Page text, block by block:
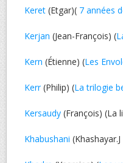
Keret (Etgar)( 7 années
Kerjan (Jean-François) (
Kern (Étienne) (Les
Kerr(Philip) (La trilogie
Kersaudy (François) (La
Khabushani (Khashayar.J